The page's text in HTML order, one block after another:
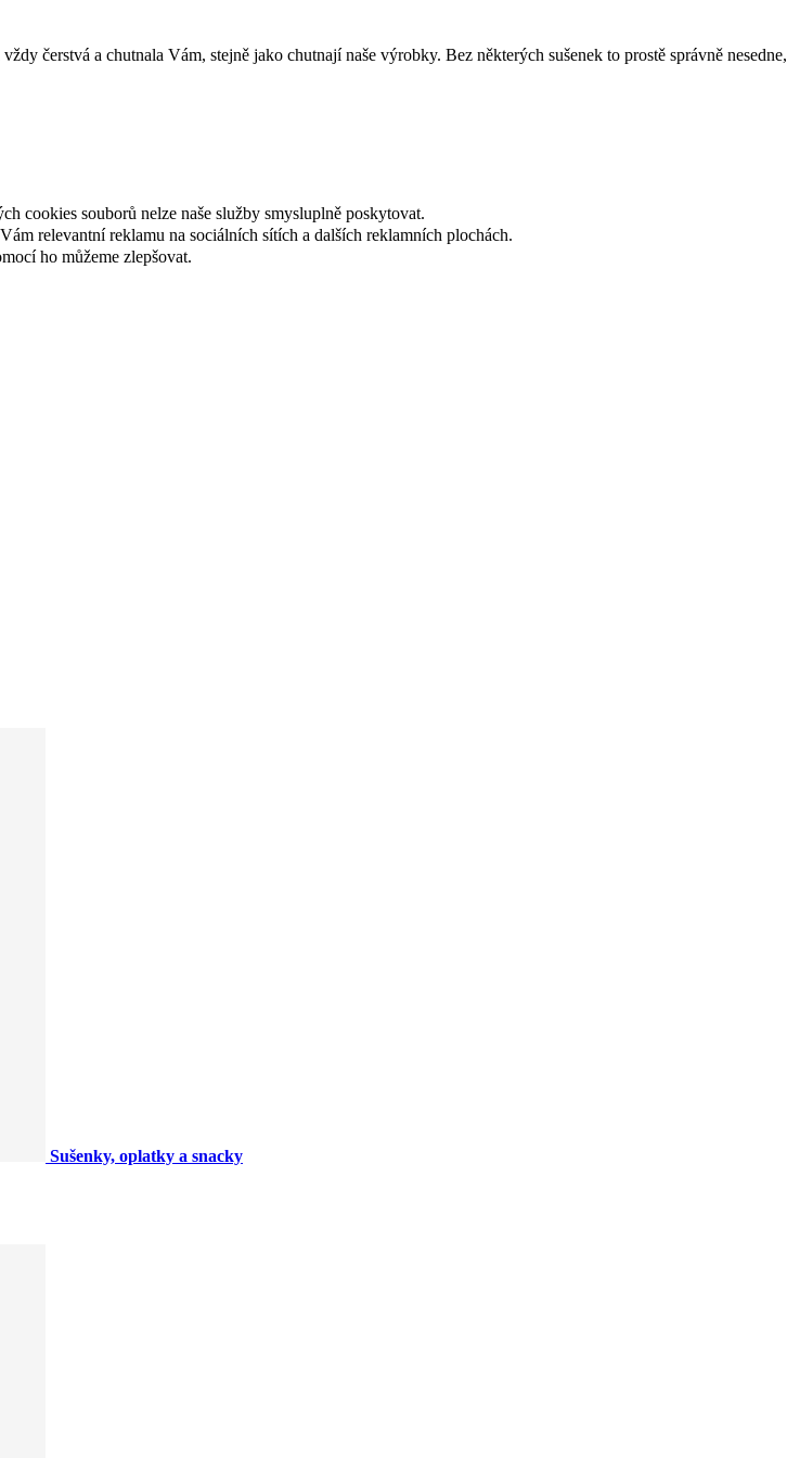
čerstvá a chutnala Vám, stejně jako chutnají naše výrobky. Bez některých sušenek to prostě správně nesedne,
cookies souborů nelze naše služby smysluplně poskytovat.
relevantní reklamu na sociálních sítích a dalších reklamních plochách.
ho můžeme zlepšovat.
Sušenky, oplatky a snacky